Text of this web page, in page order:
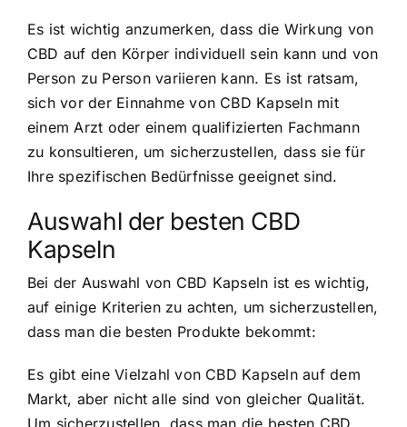
Es ist wichtig anzumerken, dass die Wirkung von
CBD auf den Körper individuell sein kann und von
Person zu Person variieren kann. Es ist ratsam,
sich vor der Einnahme von CBD Kapseln mit
einem Arzt oder einem qualifizierten Fachmann
zu konsultieren, um sicherzustellen, dass sie für
Ihre spezifischen Bedürfnisse geeignet sind.
Auswahl der besten CBD
Kapseln
Bei der Auswahl von CBD Kapseln ist es wichtig,
auf einige Kriterien zu achten, um sicherzustellen,
dass man die besten Produkte bekommt:
Es gibt eine Vielzahl von CBD Kapseln auf dem
Markt, aber nicht alle sind von gleicher Qualität.